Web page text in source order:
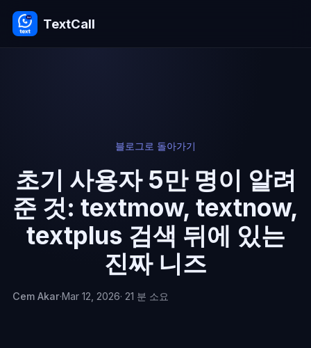
TextCall
블로그로 돌아가기
초기 사용자 5만 명이 알려
준 것: textmow, textnow,
textplus 검색 뒤에 있는
진짜 니즈
Cem Akar·Mar 12, 2026· 21 분 소요